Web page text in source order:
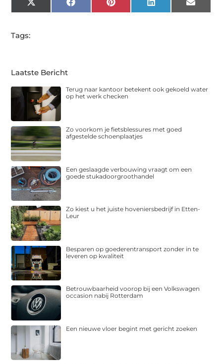
X
(Twitter)
FacebookPinterest LinkedIn Email
Tags:
Laatste Bericht
Terug naar kantoor betekent ook gekoeld water
op het werk checken
Zo voorkom je fietsblessures met goed
afgestelde schoenplaatjes
Een geslaagde verbouwing vraagt om een
goede stukadoorgroothandel
Zo kiest u het juiste hoveniersbedrijf in Etten-
Leur
Besparen op goederentransport zonder in te
leveren op kwaliteit
Betrouwbaarheid voorop bij een Volkswagen
occasion nabij Rotterdam
Een nieuwe vloer begint met gericht zoeken